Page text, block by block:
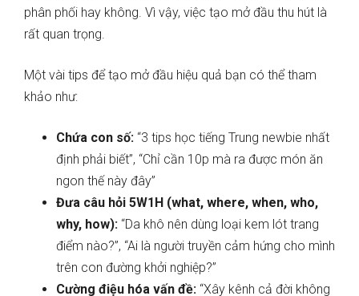
phân phối hay không. Vì vậy, việc tạo mở đầu thu hút là
rất quan trọng.
Một vài tips để tạo mở đầu hiệu quả bạn có thể tham
khảo như:
Chứa con số: “3 tips học tiếng Trung newbie nhất
định phải biết”, “Chỉ cần 10p mà ra được món ăn
ngon thế này đây”
Đưa câu hỏi 5W1H (what, where, when, who,
why, how): “Da khô nên dùng loại kem lót trang
điểm nào?”, “Ai là người truyền cảm hứng cho mình
trên con đường khởi nghiệp?”
Cường điệu hóa vấn đề: “Xây kênh cả đời không